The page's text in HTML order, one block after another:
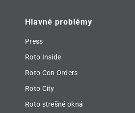
Hlavné problémy
Press
Roto Inside
Roto Con Orders
Roto City
Roto strešné okná